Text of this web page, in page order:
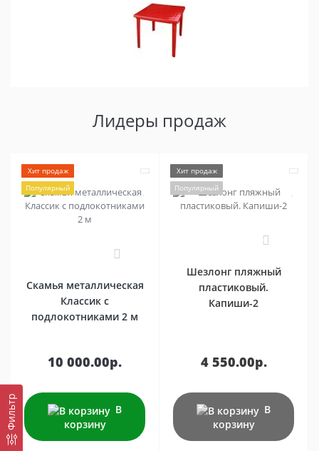
Фильтр
Лидеры продаж
Хит продаж
Популярный
Скамья металлическая
Классик с
подлокотниками 2 м
10 000.00р.
В
корзину
Хит продаж
Популярный
Шезлонг пляжный
пластиковый.
Капиши-2
4 550.00р.
В
корзину